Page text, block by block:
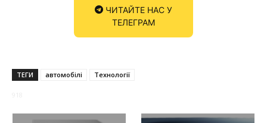
ЧИТАЙТЕ НАС У
ТЕЛЕГРАМ
ТЕГИ автомобілі Технології